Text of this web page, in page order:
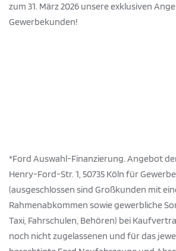
zum 31. März 2026 unsere exklusiven
Gewerbekunden!
*Ford Auswahl-Finanzierung. Angebot
Henry-Ford-Str. 1, 50735 Köln für
(ausgeschlossen sind Großkunden mit
Rahmenabkommen sowie gewerbliche
Taxi, Fahrschulen, Behören) bei
noch nicht zugelassenen und für das